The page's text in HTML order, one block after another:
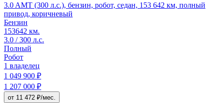
3.0 AMT (300 л.с.), бензин, робот, седан, 153 642 км, полный
привод, коричневый
Бензин
153642 км.
3.0 / 300 л.с.
Полный
Робот
1 владелец
1 049 900 ₽
1 207 000 ₽
от 11 472 ₽/мес.